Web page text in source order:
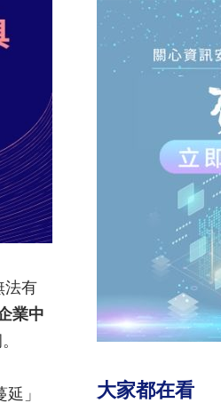
法有
業中
」
大家都在看